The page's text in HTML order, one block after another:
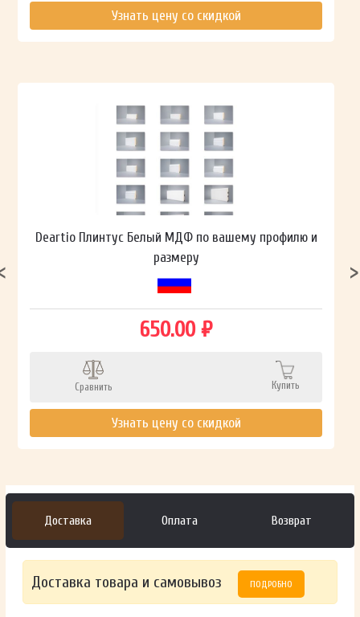
Узнать цену со скидкой
Deartio Плинтус Белый МДФ по вашему профилю и
размеру
650.00 ₽
Сравнить Купить
Узнать цену со скидкой
Доставка Оплата Возврат
Доставка товара и самовывоз ПОДРОБНО